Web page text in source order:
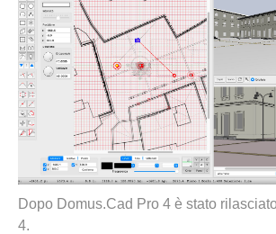
Dopo Domus.Cad Pro 4 è stato
4.